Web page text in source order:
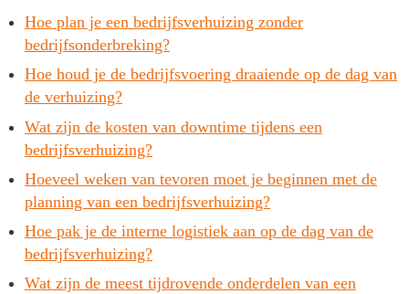
Hoe plan je een bedrijfsverhuizing zonder
bedrijfsonderbreking?
Hoe houd je de bedrijfsvoering draaiende op de dag van
de verhuizing?
Wat zijn de kosten van downtime tijdens een
bedrijfsverhuizing?
Hoeveel weken van tevoren moet je beginnen met de
planning van een bedrijfsverhuizing?
Hoe pak je de interne logistiek aan op de dag van de
bedrijfsverhuizing?
Wat zijn de meest tijdrovende onderdelen van een